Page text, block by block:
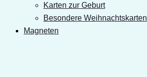
Karten zur Geburt
Besondere Weihnachtskarten
Magneten